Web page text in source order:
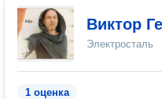
Виктор
Электросталь
1 оценка